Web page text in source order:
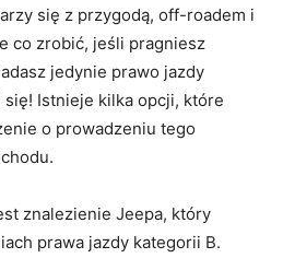
się z przygodą, ⁤off-roadem i
co zrobić,⁤ jeśli‍ pragniesz
​jedynie prawo jazdy
się!‌ Istnieje kilka opcji, które
o prowadzeniu tego
znalezienie Jeepa, ⁢który‌
prawa jazdy kategorii⁣ B.